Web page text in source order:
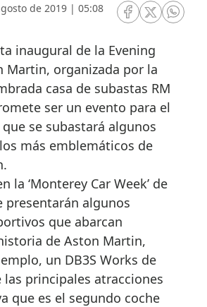
de 2019 | 05:08
RRSS Facebook
RRSSRRSS
Martin, organizada por la
casa de subastas RM
ser un evento para el
se subastará algunos
más emblemáticos de
la ‘Monterey Car Week’ de
presentarán algunos
que abarcan
de Aston Martin,
un DB3S Works de
las principales atracciones
que es el segundo coche